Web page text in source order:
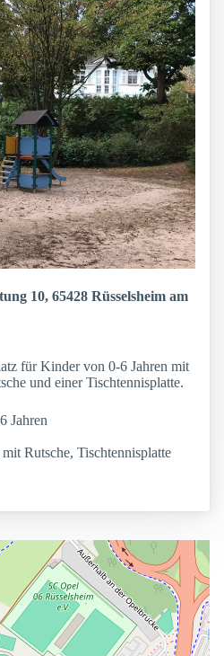
10, 65428 Rüsselsheim am
für Kinder von 0-6 Jahren mit
und einer Tischtennisplatte.
Jahren
Rutsche, Tischtennisplatte